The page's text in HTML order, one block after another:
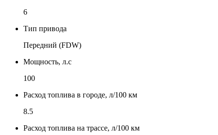
6
Тип привода
Передний (FDW)
Мощность, л.с
100
Расход топлива в городе, л/100 км
8.5
Расход топлива на трассе, л/100 км